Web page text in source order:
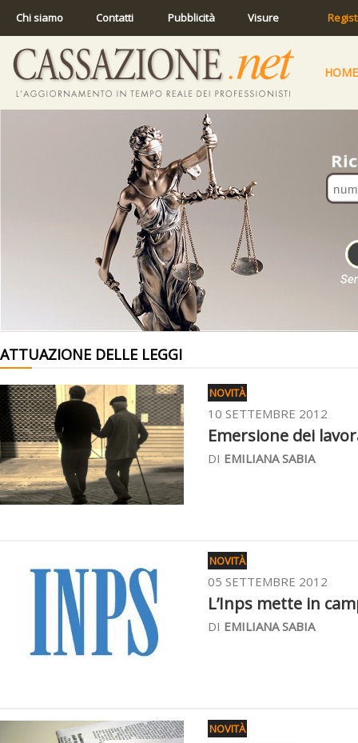
Chi siamo Contatti Pubblicità Visure
HOME
ATTUAZIONE DELLE LEGGI
NOVITÀ
10 SETTEMBRE 2012
Emersione dei
DI EMILIANA SABIA
NOVITÀ
05 SETTEMBRE 2012
L’Inps mette in
DI EMILIANA SABIA
NOVITÀ